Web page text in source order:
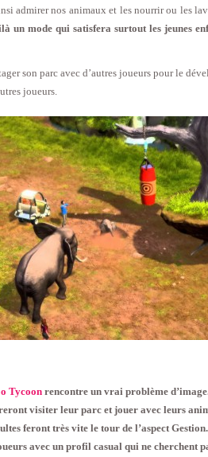
admirer nos animaux et les nourrir ou les
un mode qui satisfera surtout les jeunes
son parc avec d’autres joueurs pour le
joueurs.
Tycoonrencontre un vrai problème
visiter leur parc et jouer avec leurs
feront très vite le tour de l’aspect
avec un profil casual qui ne cherchent